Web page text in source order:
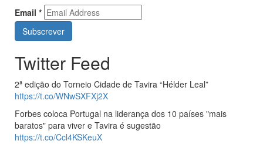
Email *
Twitter Feed
2ª edição do Torneio Cidade de Tavira “Hélder Leal”
https://t.co/WNwSXFXj2X
Forbes coloca Portugal na liderança dos 10 países "mais
baratos" para viver e Tavira é sugestão
https://t.co/Ccl4KSKeuX